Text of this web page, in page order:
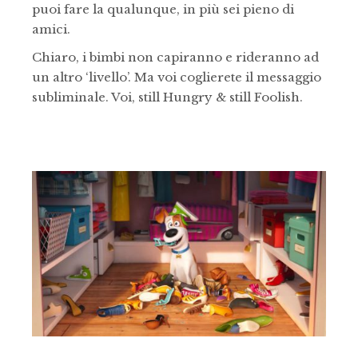
puoi fare la qualunque, in più sei pieno di
amici.
Chiaro, i bimbi non capiranno e rideranno ad
un altro ‘livello’. Ma voi coglierete il messaggio
subliminale. Voi, still Hungry & still Foolish.